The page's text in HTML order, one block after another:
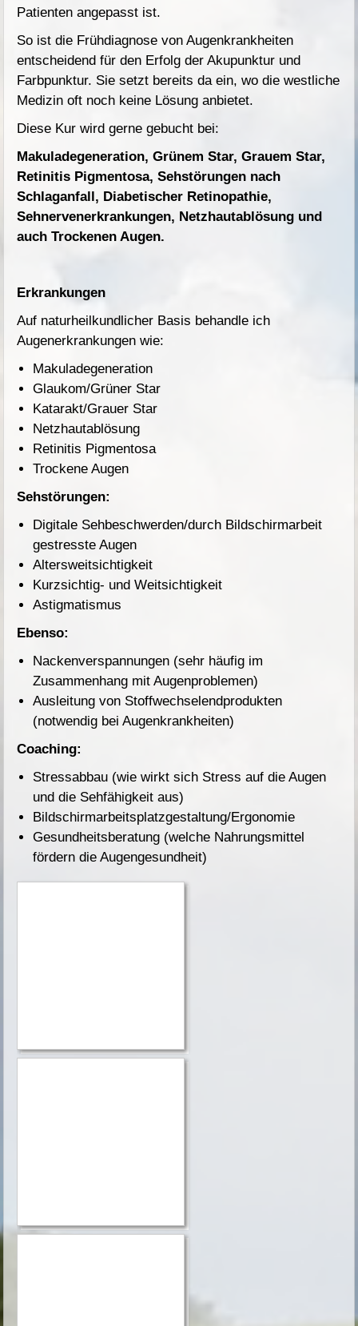
Patienten angepasst ist.
So ist die Frühdiagnose von Augenkrankheiten
entscheidend für den Erfolg der Akupunktur und
Farbpunktur. Sie setzt bereits da ein, wo die westliche
Medizin oft noch keine Lösung anbietet.
Diese Kur wird gerne gebucht bei:
Makuladegeneration, Grünem Star, Grauem Star,
Retinitis Pigmentosa, Sehstörungen nach
Schlaganfall, Diabetischer Retinopathie,
Sehnervenerkrankungen, Netzhautablösung und
auch Trockenen Augen.
Erkrankungen
Auf naturheilkundlicher Basis behandle ich
Augenerkrankungen wie:
Makuladegeneration
Glaukom/Grüner Star
Katarakt/Grauer Star
Netzhautablösung
Retinitis Pigmentosa
Trockene Augen
Sehstörungen:
Digitale Sehbeschwerden/durch Bildschirmarbeit
gestresste Augen
Altersweitsichtigkeit
Kurzsichtig- und Weitsichtigkeit
Astigmatismus
Ebenso:
Nackenverspannungen (sehr häufig im
Zusammenhang mit Augenproblemen)
Ausleitung von Stoffwechselendprodukten
(notwendig bei Augenkrankheiten)
Coaching:
Stressabbau (wie wirkt sich Stress auf die Augen
und die Sehfähigkeit aus)
Bildschirmarbeitsplatzgestaltung/Ergonomie
Gesundheitsberatung (welche Nahrungsmittel
fördern die Augengesundheit)